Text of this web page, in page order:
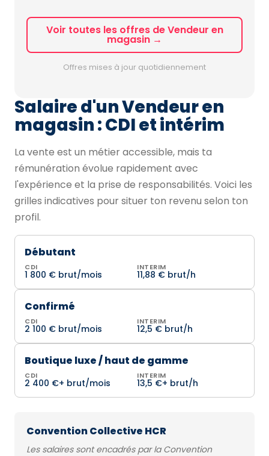
Voir toutes les offres de Vendeur en
magasin →
Offres mises à jour quotidiennement
Salaire d'un Vendeur en
magasin : CDI et intérim
La vente est un métier accessible, mais ta
rémunération évolue rapidement avec
l'expérience et la prise de responsabilités. Voici les
grilles indicatives pour situer ton revenu selon ton
profil.
Débutant
CDI
1 800 € brut/mois
INTERIM
11,88 € brut/h
Confirmé
CDI
2 100 € brut/mois
INTERIM
12,5 € brut/h
Boutique luxe / haut de gamme
CDI
2 400 €+ brut/mois
INTERIM
13,5 €+ brut/h
Convention Collective HCR
Les salaires sont encadrés par la Convention